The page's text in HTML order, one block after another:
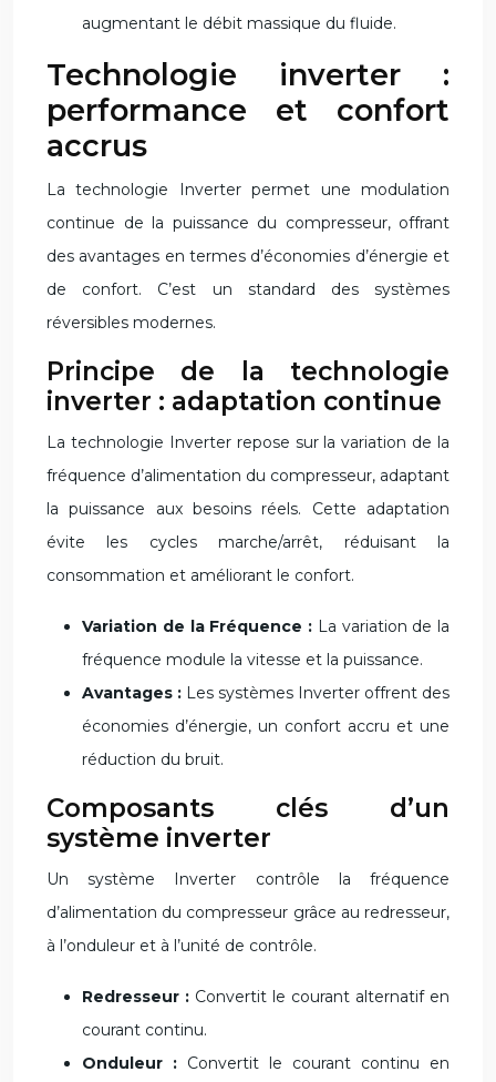
augmentant le débit massique du fluide.
Technologie inverter :
performance et confort
accrus
La technologie Inverter permet une modulation
continue de la puissance du compresseur, offrant
des avantages en termes d’économies d’énergie et
de confort. C’est un standard des systèmes
réversibles modernes.
Principe de la technologie
inverter : adaptation continue
La technologie Inverter repose sur la variation de la
fréquence d’alimentation du compresseur, adaptant
la puissance aux besoins réels. Cette adaptation
évite les cycles marche/arrêt, réduisant la
consommation et améliorant le confort.
Variation de la Fréquence : La variation de la
fréquence module la vitesse et la puissance.
Avantages : Les systèmes Inverter offrent des
économies d’énergie, un confort accru et une
réduction du bruit.
Composants clés d’un
système inverter
Un système Inverter contrôle la fréquence
d’alimentation du compresseur grâce au redresseur,
à l’onduleur et à l’unité de contrôle.
Redresseur : Convertit le courant alternatif en
courant continu.
Onduleur : Convertit le courant continu en